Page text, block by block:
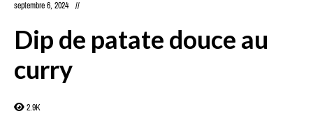
septembre 6, 2024
Dip de patate douce au
curry
2.9K